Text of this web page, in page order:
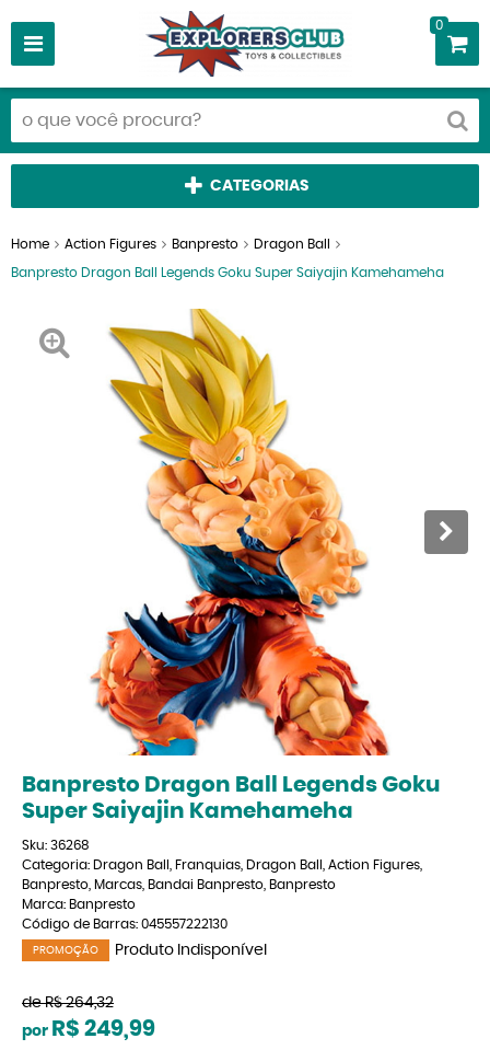
0
CATEGORIAS
Home Action Figures Banpresto Dragon Ball
Banpresto Dragon Ball Legends Goku Super Saiyajin Kamehameha
Banpresto Dragon Ball Legends Goku
Super Saiyajin Kamehameha
Sku: 36268
Categoria: Dragon Ball Franquias Dragon Ball Action Figures
Banpresto Marcas Bandai Banpresto Banpresto
Marca: Banpresto
Código de Barras: 045557222130
PROMOÇÃO Produto Indisponível
de R$ 264,32
por R$ 249,99